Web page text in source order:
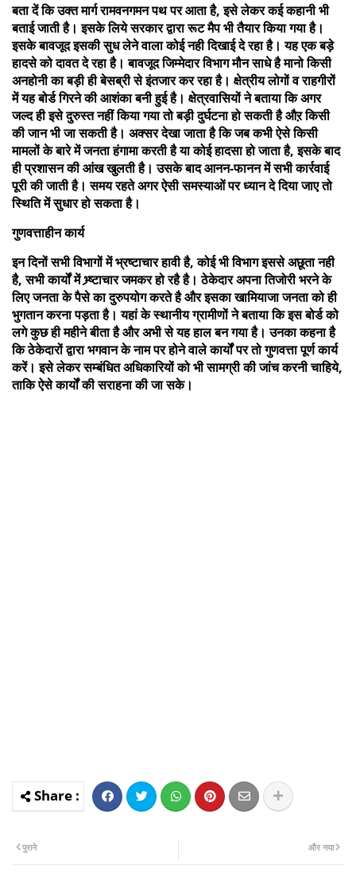
बता दें कि उक्त मार्ग रामवनगमन पथ पर आता है, इसे लेकर कई कहानी भी
बताई जाती है। इसके लिये सरकार द्वारा रूट मैप भी तैयार किया गया है।
इसके बावजूद इसकी सुध लेने वाला कोई नही दिखाई दे रहा है। यह एक बड़े
हादसे को दावत दे रहा है। बावजूद जिम्मेदार विभाग मौन साधे है मानो किसी
अनहोनी का बड़ी ही बेसब्री से इंतजार कर रहा है। क्षेत्रीय लोगों व राहगीरों
में यह बोर्ड गिरने की आशंका बनी हुई है। क्षेत्रवासियों ने बताया कि अगर
जल्द ही इसे दुरुस्त नहीं किया गया तो बड़ी दुर्घटना हो सकती है औऱ किसी
की जान भी जा सकती है। अक्सर देखा जाता है कि जब कभी ऐसे किसी
मामलों के बारे में जनता हंगामा करती है या कोई हादसा हो जाता है, इसके बाद
ही प्रशासन की आंख खुलती है। उसके बाद आनन-फानन में सभी कार्रवाई
पूरी की जाती है। समय रहते अगर ऐसी समस्याओं पर ध्यान दे दिया जाए तो
स्थिति में सुधार हो सकता है।
गुणवत्ताहीन कार्य
इन दिनों सभी विभागों में भ्रष्टाचार हावी है, कोई भी विभाग इससे अछूता नही
है, सभी कार्यों में भ्र्ष्टाचार जमकर हो रहै है। ठेकेदार अपना तिजोरी भरने के
लिए जनता के पैसे का दुरुपयोग करते है और इसका खामियाजा जनता को ही
भुगतान करना पड़ता है। यहां के स्थानीय ग्रामीणों ने बताया कि इस बोर्ड को
लगे कुछ ही महीने बीता है और अभी से यह हाल बन गया है। उनका कहना है
कि ठेकेदारों द्वारा भगवान के नाम पर होने वाले कार्यों पर तो गुणवत्ता पूर्ण कार्य
करें। इसे लेकर सम्बंधित अधिकारियों को भी सामग्री की जांच करनी चाहिये,
ताकि ऐसे कार्यों की सराहना की जा सके।
और नया
पुराने